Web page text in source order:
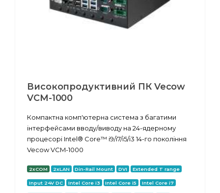
Високопродуктивний ПК Vecow
VCM-1000
Компактна комп'ютерна система з багатими
інтерфейсами вводу/виводу на 24-ядерному
процесорі Intel® Core™ i9/i7/i5/i3 14-го покоління
Vecow VCM-1000
2xCOM 2xLAN Din-Rail Mount DVI Extended T range
Input 24V DC Intel Core i3 Intel Core i5 Intel Core i7